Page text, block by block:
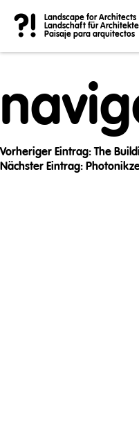
?!
Landscape for Architects
Landschaft für
Paisaje para arquitectos
Post
Vorheriger Eintrag: The
Nächster Eintrag: